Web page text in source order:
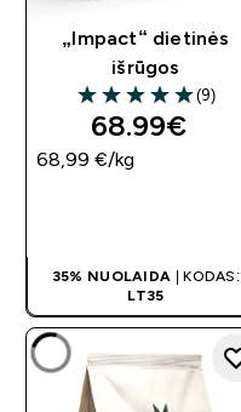
„Impact“ dietinės
išrūgos
5 out of 5 stars
(9)
68.99€‎
68,99 €‎/kg
35% NUOLAIDA | KODAS:
LT35